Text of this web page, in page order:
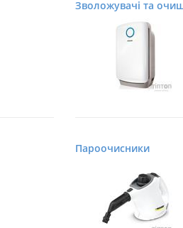
Зволожувачі та
Пароочисники